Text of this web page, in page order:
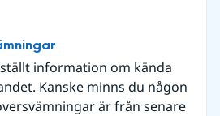
information om kända
Kanske minns du någon
är från senare